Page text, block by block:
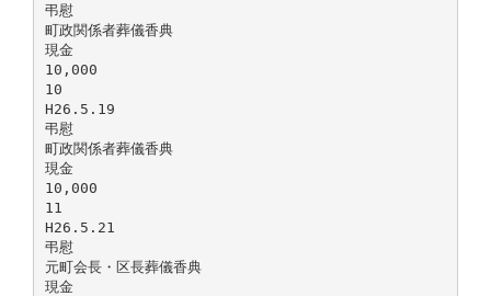
弔慰
町政関係者葬儀香典
現金
10,000
10
H26.5.19
弔慰
町政関係者葬儀香典
現金
10,000
11
H26.5.21
弔慰
元町会長・区長葬儀香典
現金